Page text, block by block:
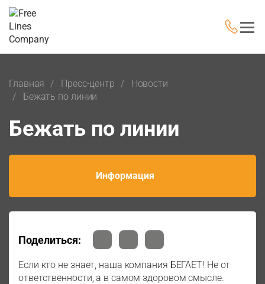
Главная Пресс-центр
Новости
Бежать по линии
Бежать по линии
Информация
Поделиться:
Если кто не знает, наша компания БЕГАЕТ! Не от
ответственности, а в самом здоровом смысле.